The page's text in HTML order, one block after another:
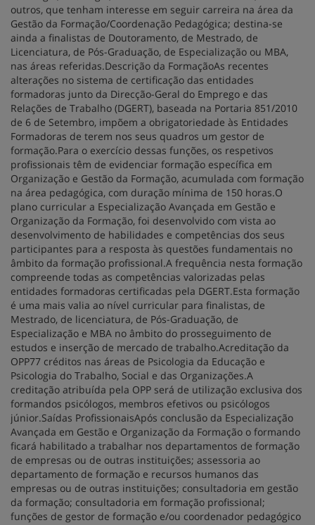
outros, que tenham interesse em seguir carreira na área da
Gestão da Formação/Coordenação Pedagógica; destina-se
ainda a finalistas de Doutoramento, de Mestrado, de
Licenciatura, de Pós-Graduação, de Especialização ou MBA,
nas áreas referidas.Descrição da FormaçãoAs recentes
alterações no sistema de certificação das entidades
formadoras junto da Direcção-Geral do Emprego e das
Relações de Trabalho (DGERT), baseada na Portaria 851/2010
de 6 de Setembro, impõem a obrigatoriedade às Entidades
Formadoras de terem nos seus quadros um gestor de
formação.Para o exercício dessas funções, os respetivos
profissionais têm de evidenciar formação específica em
Organização e Gestão da Formação, acumulada com formação
na área pedagógica, com duração mínima de 150 horas.O
plano curricular a Especialização Avançada em Gestão e
Organização da Formação, foi desenvolvido com vista ao
desenvolvimento de habilidades e competências dos seus
participantes para a resposta às questões fundamentais no
âmbito da formação profissional.A frequência nesta formação
compreende todas as competências valorizadas pelas
entidades formadoras certificadas pela DGERT.Esta formação
é uma mais valia ao nível curricular para finalistas, de
Mestrado, de licenciatura, de Pós-Graduação, de
Especialização e MBA no âmbito do prosseguimento de
estudos e inserção de mercado de trabalho.Acreditação da
OPP77 créditos nas áreas de Psicologia da Educação e
Psicologia do Trabalho, Social e das Organizações.A
creditação atribuída pela OPP será de utilização exclusiva dos
formandos psicólogos, membros efetivos ou psicólogos
júnior.Saídas ProfissionaisApós conclusão da Especialização
Avançada em Gestão e Organização da Formação o formando
ficará habilitado a trabalhar nos departamentos de formação
de empresas ou de outras instituições; assessoria ao
departamento de formação e recursos humanos das
empresas ou de outras instituições; consultadoria em gestão
da formação; consultadoria em formação profissional;
funções de gestor de formação e/ou coordenador pedagógico